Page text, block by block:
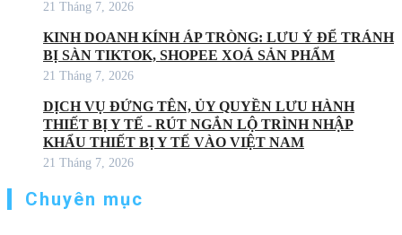
21 Tháng 7, 2026
KINH DOANH KÍNH ÁP TRÒNG: LƯU Ý ĐỂ TRÁNH
BỊ SÀN TIKTOK, SHOPEE XOÁ SẢN PHẨM
21 Tháng 7, 2026
DỊCH VỤ ĐỨNG TÊN, ỦY QUYỀN LƯU HÀNH
THIẾT BỊ Y TẾ - RÚT NGẮN LỘ TRÌNH NHẬP
KHẨU THIẾT BỊ Y TẾ VÀO VIỆT NAM
21 Tháng 7, 2026
Chuyên mục